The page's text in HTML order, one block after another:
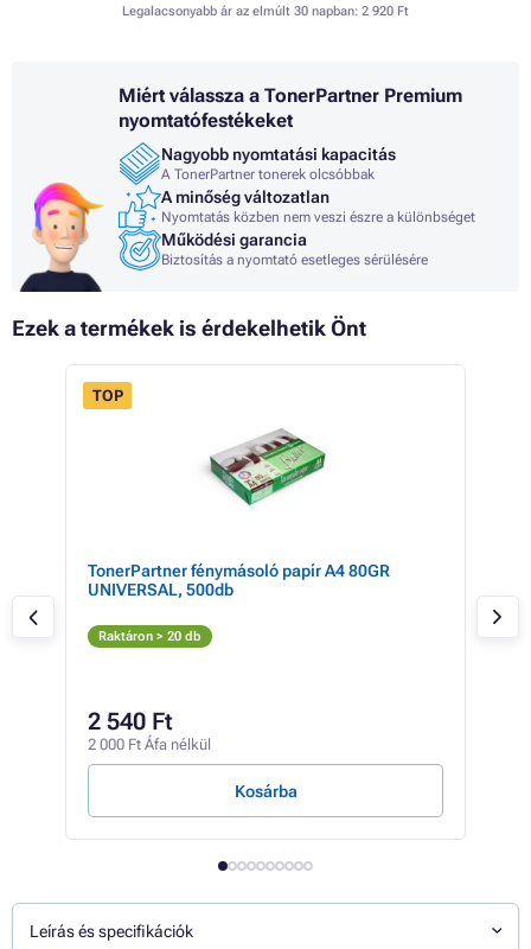
Legalacsonyabb ár az elmúlt 30 napban: 2 920 Ft
Miért válassza a TonerPartner Premium
nyomtatófestékeket
Nagyobb nyomtatási kapacitás
A TonerPartner tonerek olcsóbbak
A minőség változatlan
Nyomtatás közben nem veszi észre a különbséget
Működési garancia
Biztosítás a nyomtató esetleges sérülésére
Ezek a termékek is érdekelhetik Önt
TOP
TonerPartner fénymásoló papír A4 80GR
UNIVERSAL, 500db
Raktáron > 20 db
2 540 Ft
2 000 Ft Áfa nélkül
Kosárba
Leírás és specifikációk